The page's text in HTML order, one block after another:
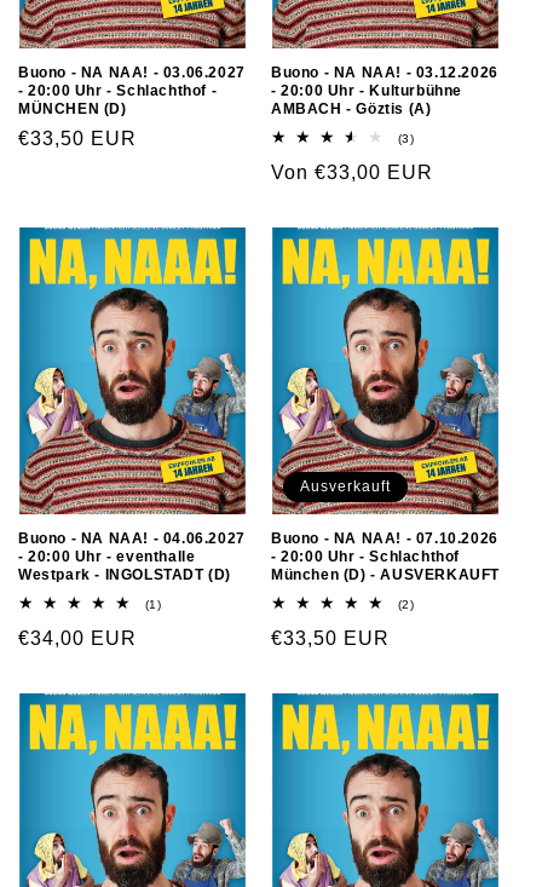
Buono - NA NAA! - 03.06.2027
- 20:00 Uhr - Schlachthof -
MÜNCHEN (D)
€33,50 EUR
Buono - NA NAA! - 03.12.2026
- 20:00 Uhr - Kulturbühne
AMBACH - Göztis (A)
(3)
Von €33,00 EUR
Buono - NA NAA! - 04.06.2027
- 20:00 Uhr - eventhalle
Westpark - INGOLSTADT (D)
(1)
€34,00 EUR
Ausverkauft
Buono - NA NAA! - 07.10.2026
- 20:00 Uhr - Schlachthof
München (D) - AUSVERKAUFT
(2)
€33,50 EUR